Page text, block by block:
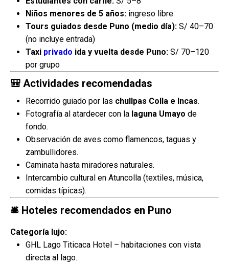
Niños menores de 5 años: ingreso libre
Tours guiados desde Puno (medio día): S/ 40–70
(no incluye entrada)
Taxi privado ida y vuelta desde Puno: S/ 70–120
por grupo
🎒 Actividades recomendadas
Recorrido guiado por las chullpas Colla e Incas.
Fotografía al atardecer con la laguna Umayo de
fondo.
Observación de aves como flamencos, taguas y
zambullidores.
Caminata hasta miradores naturales.
Intercambio cultural en Atuncolla (textiles, música,
comidas típicas).
🛎️ Hoteles recomendados en Puno
Categoría lujo:
GHL Lago Titicaca Hotel – habitaciones con vista
directa al lago.